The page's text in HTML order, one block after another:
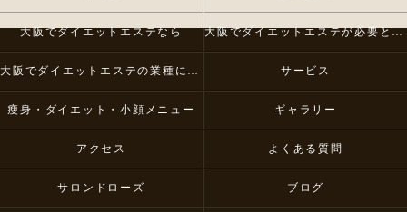
大阪でダイエットエステなら 大阪でダイエットエステが必要とされる理由
大阪でダイエットエステの業種について サービス
瘦身・ダイエット・小顔メニュー ギャラリー
アクセス よくある質問
サロンドローズ ブログ